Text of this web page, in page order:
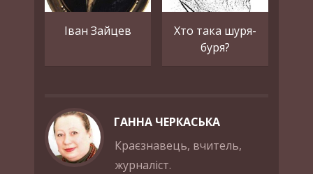
Іван Зайцев
Хто така шуря-
буря?
ГАННА ЧЕРКАСЬКА
Краєзнавець, вчитель,
журналіст.